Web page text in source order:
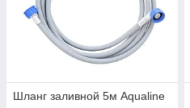
Шланг заливной 5м Aqualine